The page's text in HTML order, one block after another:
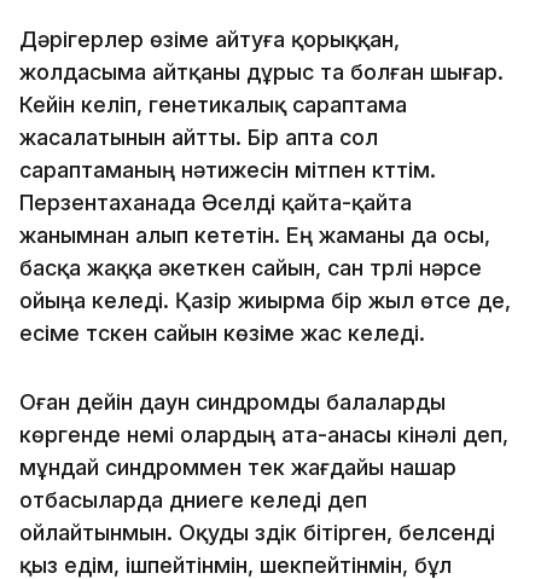
Дәрігерлер өзіме айтуға қорыққан,
жолдасыма айтқаны дұрыс та болған шығар.
Кейін келіп, генетикалық сараптама
жасалатынын айтты. Бір апта сол
сараптаманың нәтижесін үмітпен күттім.
Перзентаханада Әселді қайта-қайта
жанымнан алып кететін. Ең жаманы да осы,
басқа жаққа әкеткен сайын, сан түрлі нәрсе
ойыңа келеді. Қазір жиырма бір жыл өтсе де,
есіме түскен сайын көзіме жас келеді.
Оған дейін даун синдромды балаларды
көргенде үнемі олардың ата-анасы кінәлі деп,
мұндай синдроммен тек жағдайы нашар
отбасыларда дүниеге келеді деп
ойлайтынмын. Оқуды үздік бітірген, белсенді
қыз едім, ішпейтінмін, шекпейтінмін, бұл